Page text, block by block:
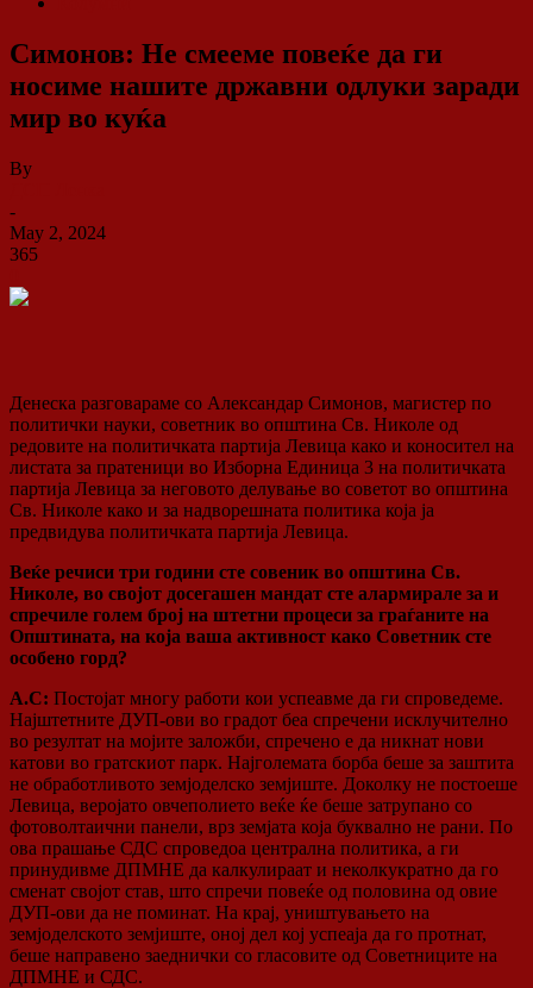
Симонов: Не смееме повеќе да ги
носиме нашите државни одлуки заради
мир во куќа
By
-
May 2, 2024
365
Денеска разговараме со Александар Симонов, магистер по
политички науки, советник во општина Св. Николе од
редовите на политичката партија Левица како и коносител на
листата за пратеници во Изборна Единица 3 на политичката
партија Левица за неговото делување во советот во општина
Св. Николе како и за надворешната политика која ја
предвидува политичката партија Левица.
Веќе речиси три години сте совеник во општина Св.
Николе, во својот досегашен мандат сте алармирале за и
спречиле голем број на штетни процеси за граѓаните на
Oпштината, на која ваша активност како Советник сте
особено горд?
А.С: Постојат многу работи кои успеавме да ги спроведеме.
Најштетните ДУП-ови во градот беа спречени исклучително
во резултат на мојите заложби, спречено е да никнат нови
катови во гратскиот парк. Најголемата борба беше за заштита
не обработливото земјоделско земјиште. Доколку не постоеше
Левица, веројато овчеполието веќе ќе беше затрупано со
фотоволтаични панели, врз земјата која буквално не рани. По
ова прашање СДС спроведоа централна политика, а ги
принудивме ДПМНЕ да калкулираат и неколкукратно да го
сменат својот став, што спречи повеќе од половина од овие
ДУП-ови да не поминат. На крај, уништувањето на
земјоделското земјиште, оној дел кој успеаја да го протнат,
беше направено заеднички со гласовите од Советниците на
ДПМНЕ и СДС.